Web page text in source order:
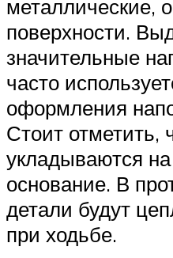
металлические,
поверхности.
значительные
часто
оформления
Стоит отметить,
укладываются
основание. В
детали будут
при ходьбе.